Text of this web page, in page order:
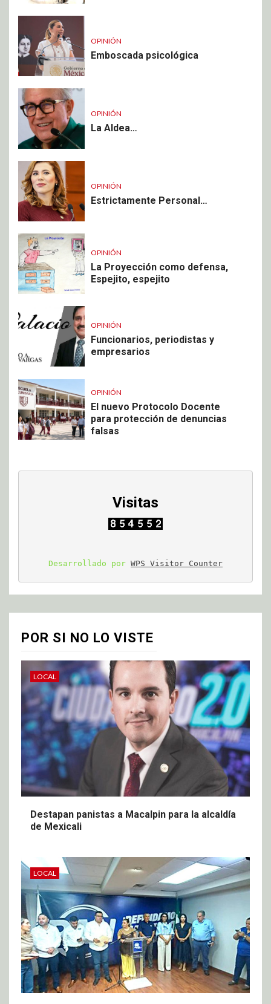
OPINIÓN
Emboscada psicológica
OPINIÓN
La Aldea…
OPINIÓN
Estrictamente Personal…
OPINIÓN
La Proyección como defensa,
Espejito, espejito
OPINIÓN
Funcionarios, periodistas y
empresarios
OPINIÓN
El nuevo Protocolo Docente
para protección de denuncias
falsas
Visitas
Desarrollado por WPS Visitor Counter
POR SI NO LO VISTE
LOCAL
Destapan panistas a Macalpin para la alcaldía
de Mexicali
LOCAL